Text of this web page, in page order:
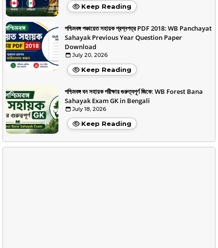
Keep Reading
পশ্চিমবঙ্গ পঞ্চায়েত সহায়ক প্রশ্নপত্র PDF 2018: WB Panchayat
Sahayak Previous Year Question Paper
Download
July 20, 2026
Keep Reading
পশ্চিমবঙ্গ বন সহায়ক পরীক্ষার গুরুত্বপূর্ণ জিকে: WB Forest Bana
Sahayak Exam GK in Bengali
July 18, 2026
Keep Reading